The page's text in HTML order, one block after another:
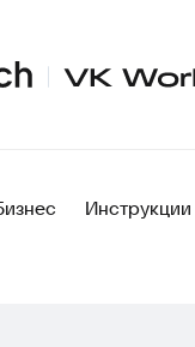
Инструкции